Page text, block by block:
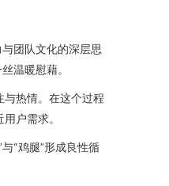
团队文化的深层思
温暖慰藉。
热情。在这个过程
户需求。
“鸡腿”形成良性循